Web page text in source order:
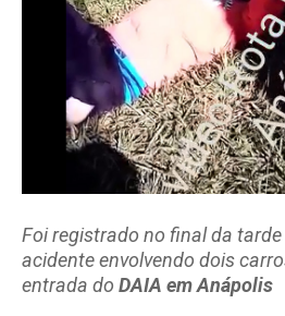
Foi registrado no final da
acidente envolvendo dois
entrada do DAIA em Anápolis